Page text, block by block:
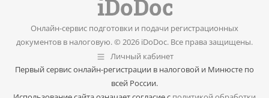
Онлайн-сервис подготовки и подачи регистрационных
документов в налоговую. © 2026 iDoDoc. Все права защищены.
Личный кабинет
Первый сервис онлайн-регистрации в налоговой и Минюсте по
всей России.